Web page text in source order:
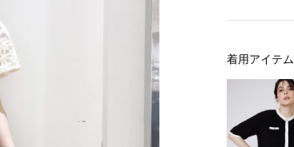
着用アイテム